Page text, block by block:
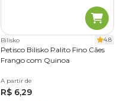
Bilisko 4.8
Petisco Bilisko Palito Fino Cães
Frango com Quinoa
A partir de
R$ 6,29